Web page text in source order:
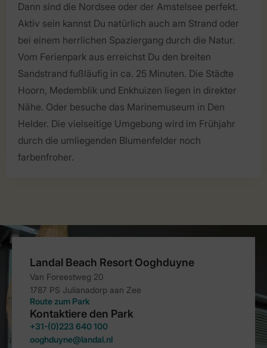
Dann sind die Nordsee oder der Amstelsee perfekt.
Aktiv sein kannst Du natürlich auch am Strand oder
bei einem herrlichen Spaziergang durch die Natur.
Vom Ferienpark aus erreichst Du den breiten
Sandstrand fußläufig in ca. 25 Minuten. Die Städte
Hoorn, Medemblik und Enkhuizen liegen in direkter
Nähe. Oder besuche das Marinemuseum in Den
Helder. Die vielseitige Umgebung wird im Frühjahr
durch die umliegenden Blumenfelder noch
farbenfroher.